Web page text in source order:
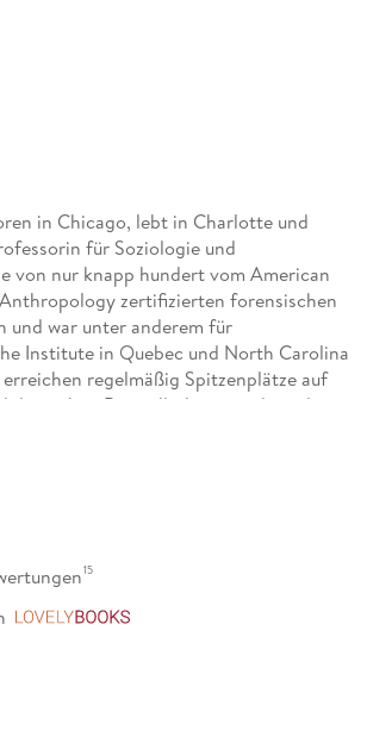
in Chicago, lebt in Charlotte und
für Soziologie und
von nur knapp hundert vom American
zertifizierten forensischen
war unter anderem für
Institute in Quebec und North Carolina
regelmäßig Spitzenplätze auf
deutschen Bestsellerlisten und wurden in
Die darauf basierende Serie »BONES -
15